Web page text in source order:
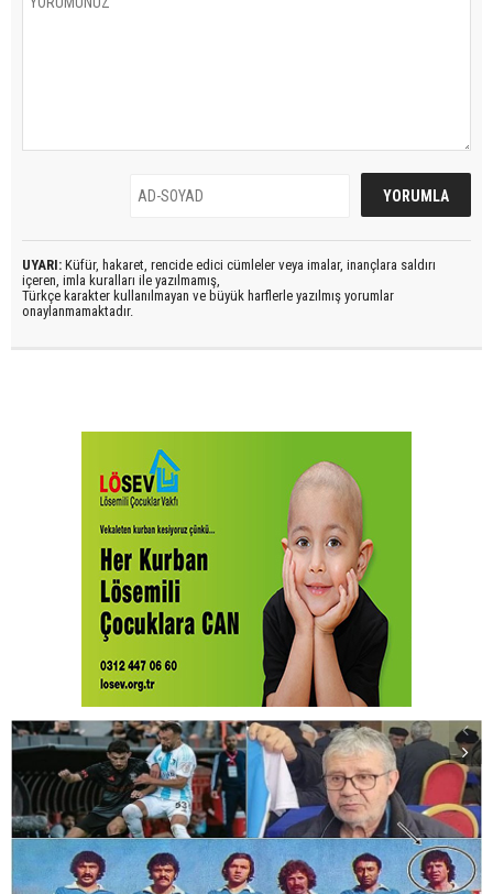
UYARI: Küfür, hakaret, rencide edici cümleler veya imalar, inançlara saldırı
içeren, imla kuralları ile yazılmamış,
Türkçe karakter kullanılmayan ve büyük harflerle yazılmış yorumlar
onaylanmamaktadır.